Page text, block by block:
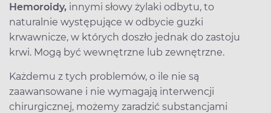
Hemoroidy, innymi słowy żylaki odbytu, to
naturalnie występujące w odbycie guzki
krwawnicze, w których doszło jednak do zastoju
krwi. Mogą być wewnętrzne lub zewnętrzne.
Każdemu z tych problemów, o ile nie są
zaawansowane i nie wymagają interwencji
chirurgicznej, możemy zaradzić substancjami